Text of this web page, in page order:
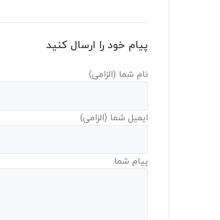
پیام خود را ارسال کنید
نام شما (الزامی)
ایمیل شما (الزامی)
پیام شما